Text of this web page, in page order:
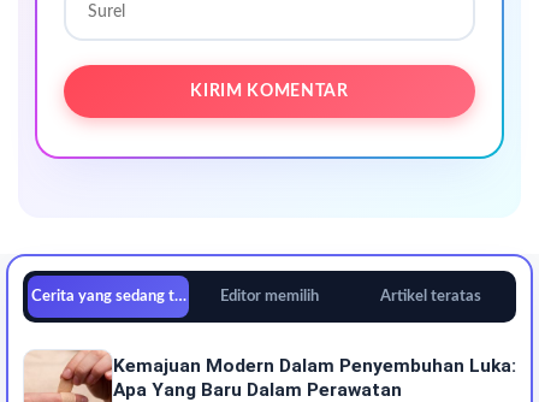
Cerita yang sedang tren Editor memilih Artikel teratas
Kemajuan Modern Dalam Penyembuhan Luka:
Apa Yang Baru Dalam Perawatan